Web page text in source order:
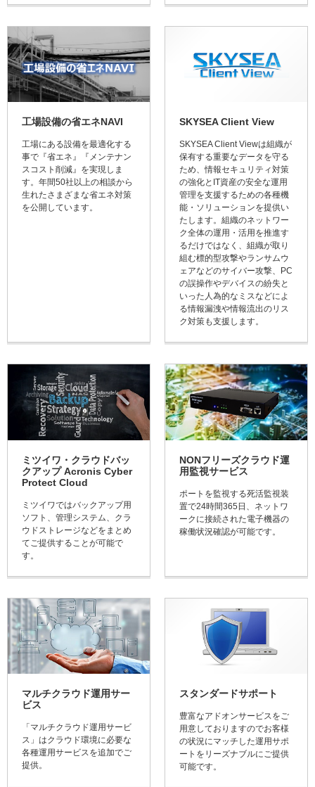
工場設備の省エネNAVI
工場にある設備を最適化する
事で『省エネ』『メンテナン
スコスト削減』を実現しま
す。年間50社以上の相談から
生れたさまざまな省エネ対策
を公開しています。
SKYSEA Client View
SKYSEA Client Viewは組織が
保有する重要なデータを守る
ため、情報セキュリティ対策
の強化とIT資産の安全な運用
管理を支援するための各種機
能・ソリューションを提供い
たします。組織のネットワー
ク全体の運用・活用を推進す
るだけではなく、組織が取り
組む標的型攻撃やランサムウ
ェアなどのサイバー攻撃、PC
の誤操作やデバイスの紛失と
いった人為的なミスなどによ
る情報漏洩や情報流出のリス
ク対策も支援します。
ミツイワ・クラウドバッ
クアップ Acronis Cyber
Protect Cloud
ミツイワではバックアップ用
ソフト、管理システム、クラ
ウドストレージなどをまとめ
てご提供することが可能で
す。
NONフリーズクラウド運
用監視サービス
ポートを監視する死活監視装
置で24時間365日、ネットワ
ークに接続された電子機器の
稼働状況確認が可能です。
マルチクラウド運用サー
ビス
「マルチクラウド運用サービ
ス」はクラウド環境に必要な
各種運用サービスを追加でご
提供。
スタンダードサポート
豊富なアドオンサービスをご
用意しておりますのでお客様
の状況にマッチした運用サポ
ートをリーズナブルにご提供
可能です。